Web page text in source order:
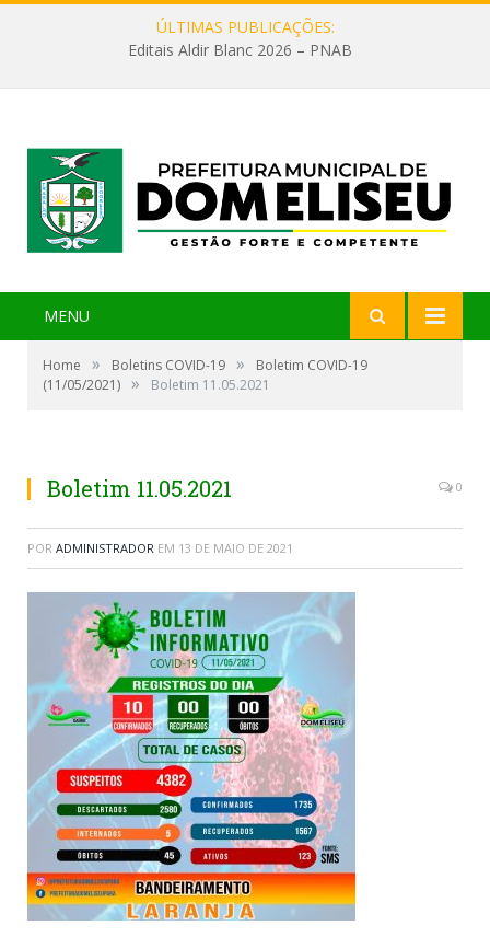
ÚLTIMAS PUBLICAÇÕES:
Editais Aldir Blanc 2026 – PNAB
MENU
Home » Boletins COVID-19 »
Boletim COVID-19
(11/05/2021) » Boletim 11.05.2021
Boletim 11.05.2021 0
POR ADMINISTRADOR EM 13 DE MAIO DE 2021